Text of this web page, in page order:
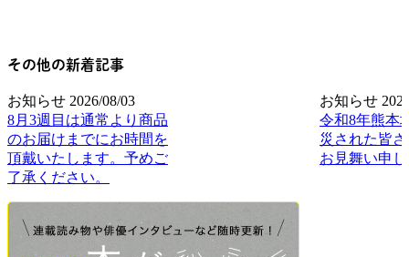
その他の新着記事
お知らせ 2026/08/03
8月3週目は通常より商品
のお届けまでにお時間を
頂戴いたします。予めご
了承ください。
お知らせ
令和8年熊本
災された皆
お見舞い申